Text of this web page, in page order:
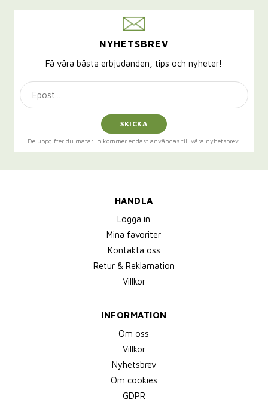
NYHETSBREV
Få våra bästa erbjudanden, tips och nyheter!
SKICKA
De uppgifter du matar in kommer endast användas till våra nyhetsbrev.
HANDLA
Logga in
Mina favoriter
Kontakta oss
Retur & Reklamation
Villkor
INFORMATION
Om oss
Villkor
Nyhetsbrev
Om cookies
GDPR